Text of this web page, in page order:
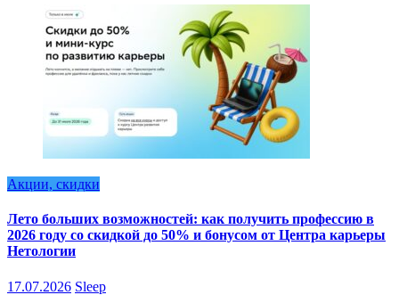
Акции, скидки
Лето больших возможностей: как получить профессию в
2026 году со скидкой до 50% и бонусом от Центра карьеры
Нетологии
17.07.2026 Sleep